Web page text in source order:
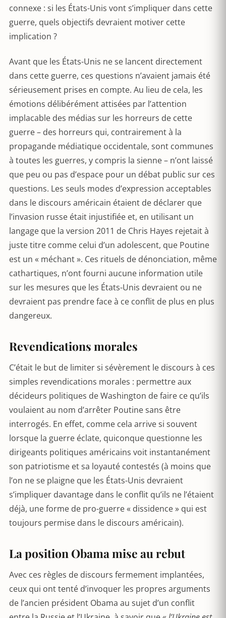
connexe : si les États-Unis vont s’impliquer dans cette
guerre, quels objectifs devraient motiver cette
implication ?
Avant que les États-Unis ne se lancent directement
dans cette guerre, ces questions n’avaient jamais été
sérieusement prises en compte. Au lieu de cela, les
émotions délibérément attisées par l’attention
implacable des médias sur les horreurs de cette
guerre – des horreurs qui, contrairement à la
propagande médiatique occidentale, sont communes
à toutes les guerres, y compris la sienne – n’ont laissé
que peu ou pas d’espace pour un débat public sur ces
questions. Les seuls modes d’expression acceptables
dans le discours américain étaient de déclarer que
l’invasion russe était injustifiée et, en utilisant un
langage que la version 2011 de Chris Hayes rejetait à
juste titre comme celui d’un adolescent, que Poutine
est un « méchant ». Ces rituels de dénonciation, même
cathartiques, n’ont fourni aucune information utile
sur les mesures que les États-Unis devraient ou ne
devraient pas prendre face à ce conflit de plus en plus
dangereux.
Revendications morales
C’était le but de limiter si sévèrement le discours à ces
simples revendications morales : permettre aux
décideurs politiques de Washington de faire ce qu’ils
voulaient au nom d’arrêter Poutine sans être
interrogés. En effet, comme cela arrive si souvent
lorsque la guerre éclate, quiconque questionne les
dirigeants politiques américains voit instantanément
son patriotisme et sa loyauté contestés (à moins que
l’on ne se plaigne que les États-Unis devraient
s’impliquer davantage dans le conflit qu’ils ne l’étaient
déjà, une forme de pro-guerre « dissidence » qui est
toujours permise dans le discours américain).
La position Obama mise au rebut
Avec ces règles de discours fermement implantées,
ceux qui ont tenté d’invoquer les propres arguments
de l’ancien président Obama au sujet d’un conflit